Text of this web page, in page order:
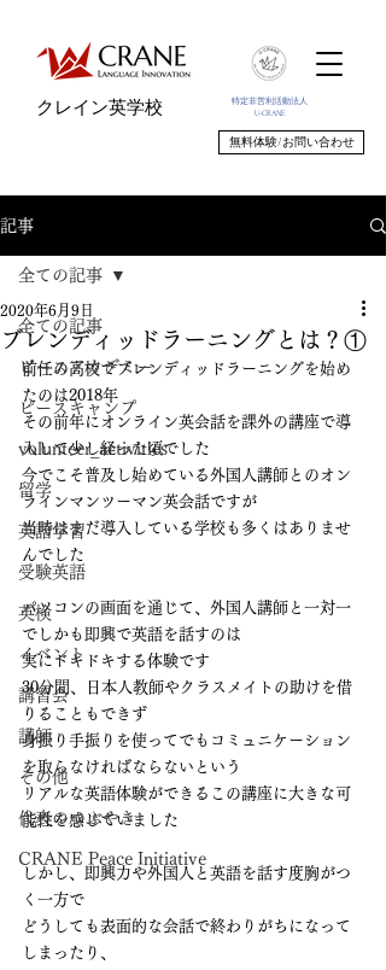
特定非営利活動法人
U-CRANE
クレイン英学校
無料体験/お問い合わせ
記事
全ての記事
ピースアカデミー
ピースキャンプ
volunteer_activities
留学
英語学習
受験英語
英検
イベント
講習会
講師
その他
代表のつぶやき
CRANE Peace Initiative
全ての記事
ブレンディッドラーニングとは？①
2020年6月9日
前任の高校でブレンディッドラーニングを始め
たのは2018年
その前年にオンライン英会話を課外の講座で導
入して少し経った頃でした
今でこそ普及し始めている外国人講師とのオン
ラインマンツーマン英会話ですが
当時はまだ導入している学校も多くはありませ
んでした
パソコンの画面を通じて、外国人講師と一対一
でしかも即興で英語を話すのは
実にドキドキする体験です
30分間、日本人教師やクラスメイトの助けを借
りることもできず
身振り手振りを使ってでもコミュニケーション
を取らなければならないという
リアルな英語体験ができるこの講座に大きな可
能性を感じていました
しかし、即興力や外国人と英語を話す度胸がつ
く一方で
どうしても表面的な会話で終わりがちになって
しまったり、